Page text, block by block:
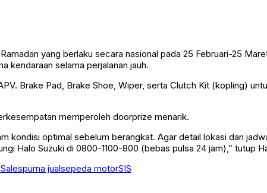
yang berlaku secara nasional pada 25 Februari-25
kendaraan selama perjalanan jauh.
Brake Pad, Brake Shoe, Wiper, serta Clutch Kit (kopling)
memperoleh doorprize menarik.
kondisi optimal sebelum berangkat. Agar detail lokasi dan
Halo Suzuki di 0800-1100-800 (bebas pulsa 24 jam),” tutup
purna jualsepeda motorSIS